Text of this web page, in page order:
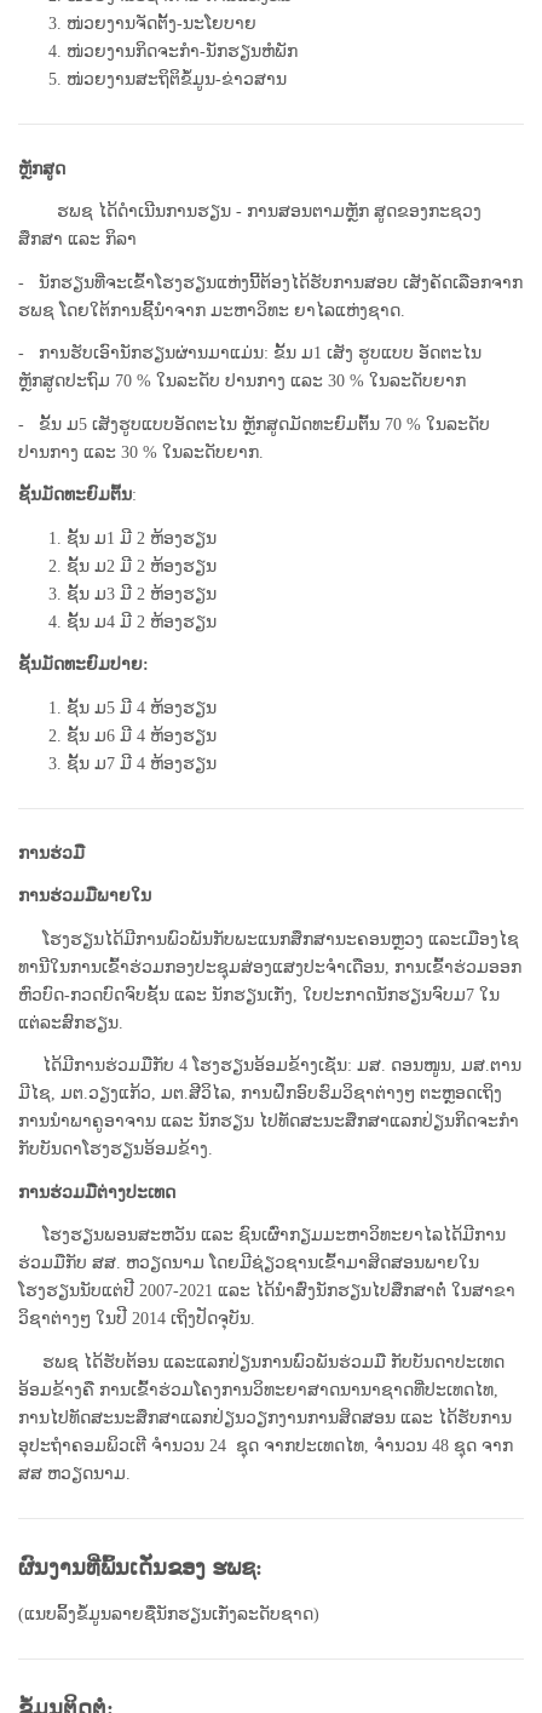
ໜ່ວຍງານຈັດຕັ້ງ-ນະໂຍບາຍ
ໜ່ວຍງານກິດຈະກຳ-ນັກຮຽນຫໍພັກ
ໜ່ວຍງານສະຖິຕິຂໍ້ມູນ-ຂ່າວສານ
ຫຼັກສູດ
ຮພຊ ໄດ້ດຳເນີນການຮຽນ - ການສອນຕາມຫຼັກ ສູດຂອງກະຊວງ
ສຶກສາ ແລະ ກິລາ
-
ນັກຮຽນທີ່ຈະເຂົ້າໂຮງຮຽນແຫ່ງນີ້ຕ້ອງໄດ້ຮັບການສອບ ເສັງຄັດເລືອກຈາກ
ຮພຊ ໂດຍໃຕ້ການຊີ້ນຳຈາກ ມະຫາວິທະ ຍາໄລແຫ່ງຊາດ.
-
ການຮັບເອົານັກຮຽນຜ່ານມາແມ່ນ: ຂັ້ນ ມ1 ເສັງ ຮູບແບບ ອັດຕະໄນ
ຫຼັກສູດປະຖົມ 70 % ໃນລະດັບ ປານກາງ ແລະ 30 % ໃນລະດັບຍາກ
- ຂັ້ນ ມ5 ເສັງຮູບແບບອັດຕະໄນ ຫຼັກສູດມັດທະຍົມຕົ້ນ 70 % ໃນລະດັບ
ປານກາງ ແລະ 30 % ໃນລະດັບຍາກ.
ຊັ້ນມັດທະຍົມຕົ້ນ:
ຊັ້ນ ມ1 ມີ 2 ຫ້ອງຮຽນ
ຊັ້ນ ມ2 ມີ 2 ຫ້ອງຮຽນ
ຊັ້ນ ມ3 ມີ 2 ຫ້ອງຮຽນ
ຊັ້ນ ມ4 ມີ 2 ຫ້ອງຮຽນ
ຊັ້ນມັດທະຍົມປາຍ:
ຊັ້ນ ມ5 ມີ 4 ຫ້ອງຮຽນ
ຊັ້ນ ມ6 ມີ 4 ຫ້ອງຮຽນ
ຊັ້ນ ມ7 ມີ 4 ຫ້ອງຮຽນ
ການຮ່ວມື
ການຮ່ວມມືພາຍໃນ
ໂຮງຮຽນໄດ້ມີການພົວພັນກັບພະແນກສຶກສານະຄອນຫຼວງ ແລະເມືອງໄຊ
ທານີໃນການເຂົ້າຮ່ວມກອງປະຊຸມສ່ອງແສງປະຈຳເດືອນ, ການເຂົ້າຮ່ວມອອກ
ຫົວບົດ-ກວດບົດຈົບຊັ້ນ ແລະ ນັກຮຽນເກັ່ງ, ໃບປະກາດນັກຮຽນຈົບມ7 ໃນ
ແຕ່ລະສົກຮຽນ.
ໄດ້ມີການຮ່ວມມືກັບ 4 ໂຮງຮຽນອ້ອມຂ້າງເຊັ່ນ: ມສ. ດອນໜູນ, ມສ.ຕານ
ມີໄຊ, ມຕ.ວຽງແກ້ວ, ມຕ.ສີວິໄລ, ການຝຶກອົບຮົມວິຊາຕ່າງໆ ຕະຫຼອດເຖິງ
ການນຳພາຄູອາຈານ ແລະ ນັກຮຽນ ໄປທັດສະນະສຶກສາແລກປ່ຽນກິດຈະກຳ
ກັບບັນດາໂຮງຮຽນອ້ອມຂ້າງ.
ການຮ່ວມມືຕ່າງປະເທດ
ໂຮງຮຽນພອນສະຫວັນ ແລະ ຊົນເຜົ່າກຽມມະຫາວິທະຍາໄລໄດ້ມີການ
ຮ່ວມມືກັບ ສສ. ຫວຽດນາມ ໂດຍມີຊ່ຽວຊານເຂົ້າມາສິດສອນພາຍໃນ
ໂຮງຮຽນນັບແຕ່ປີ 2007-2021 ແລະ ໄດ້ນຳສົ່ງນັກຮຽນໄປສຶກສາຕໍ່ ໃນສາຂາ
ວິຊາຕ່າງໆ ໃນປີ 2014 ເຖິງປັດຈຸບັນ.
ຮພຊ ໄດ້ຮັບຕ້ອນ ແລະແລກປ່ຽນການພົວພັນຮ່ວມມື ກັບບັນດາປະເທດ
ອ້ອມຂ້າງຄື ການເຂົ້າຮ່ວມໂຄງການວິທະຍາສາດນານາຊາດທີ່ປະເທດໄທ,
ການໄປທັດສະນະສຶກສາແລກປ່ຽນວຽກງານການສິດສອນ ແລະ ໄດ້ຮັບການ
ອຸປະຖຳຄອມພິວເຕີ ຈຳນວນ 24 ຊຸດ ຈາກປະເທດໄທ, ຈຳນວນ 48 ຊຸດ ຈາກ
ສສ ຫວຽດນາມ.
ຜົນງານທີ່ພົ້ນເດັ່ນຂອງ ຮພຊ:
(ແນບລິ້ງຂໍ້ມູນລາຍຊື່ນັກຮຽນເກັ່ງລະດັບຊາດ)
ຂໍ້ມູນຕິດຕໍ່: